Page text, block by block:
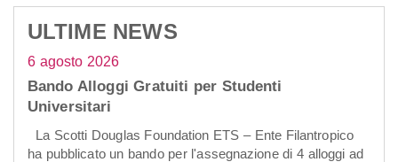
ULTIME NEWS
6 agosto 2026
Bando Alloggi Gratuiti per Studenti
Universitari
La Scotti Douglas Foundation ETS – Ente Filantropico
ha pubblicato un bando per l'assegnazione di 4 alloggi ad